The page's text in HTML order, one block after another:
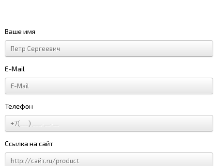
Ваше имя
E-Mail
Телефон
Ссылка на сайт